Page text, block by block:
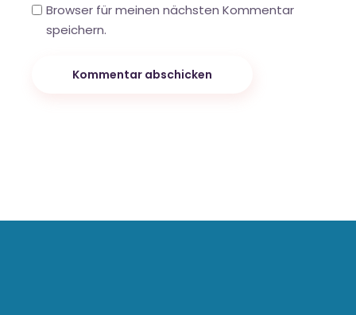
Browser für meinen nächsten Kommentar
speichern.
Kommentar abschicken